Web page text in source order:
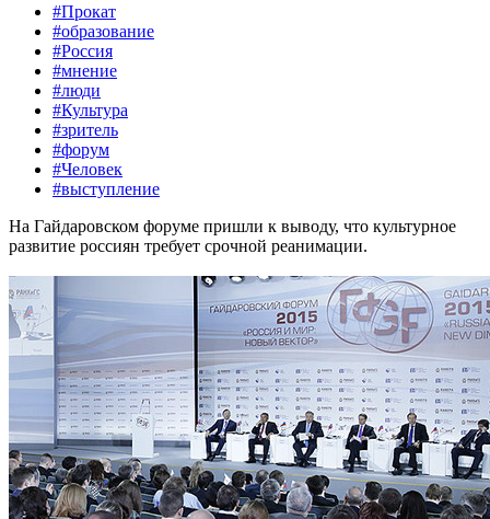
#Прокат
#образование
#Россия
#мнение
#люди
#Культура
#зритель
#форум
#Человек
#выступление
На Гайдаровском форуме пришли к выводу, что культурное
развитие россиян требует срочной реанимации.